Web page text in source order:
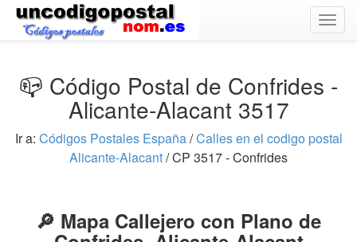
📪 Código Postal de Confrides -
Alicante-Alacant 3517
Ir a: Códigos Postales España/Calles en el codigo postal
Alicante-Alacant/ CP 3517 - Confrides
🔎 Mapa Callejero con Plano de